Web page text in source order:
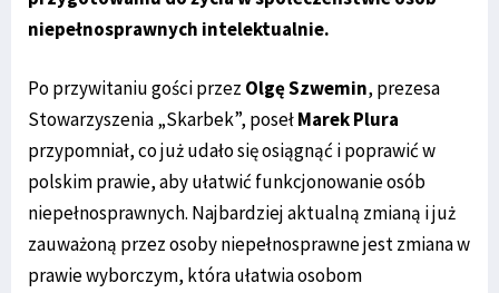
niepełnosprawnych intelektualnie.
Po przywitaniu gości przez Olgę Szwemin, prezesa
Stowarzyszenia „Skarbek”, posełMarek Plura
przypomniał, co już udało się osiągnąć i poprawić w
polskim prawie, aby ułatwić funkcjonowanie osób
niepełnosprawnych. Najbardziej aktualną zmianą i już
zauważoną przez osoby niepełnosprawne jest zmiana w
prawie wyborczym, która ułatwia osobom